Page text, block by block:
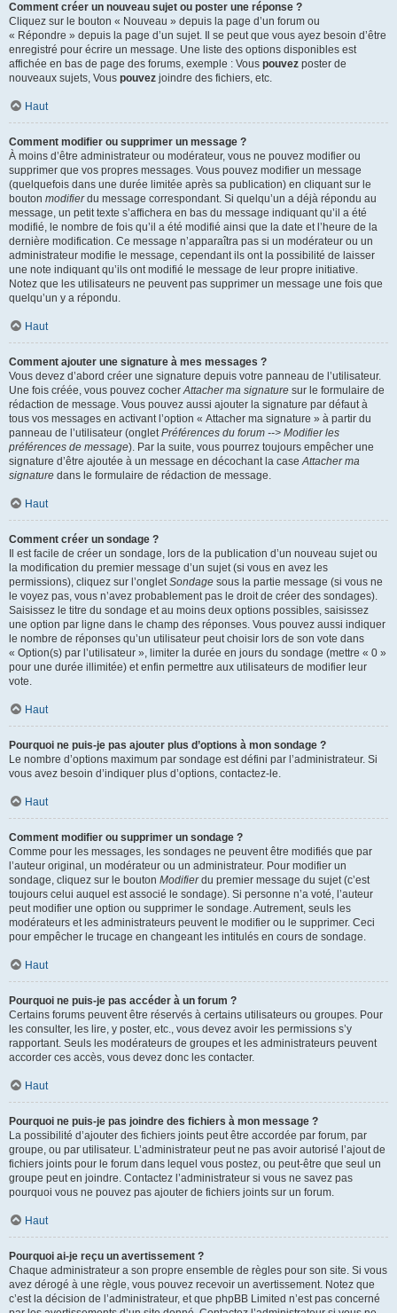
Comment créer un nouveau sujet ou poster une réponse ?
Cliquez sur le bouton « Nouveau » depuis la page d’un forum ou
« Répondre » depuis la page d’un sujet. Il se peut que vous ayez besoin d’être
enregistré pour écrire un message. Une liste des options disponibles est
affichée en bas de page des forums, exemple : Vous pouvez poster de
nouveaux sujets, Vous pouvez joindre des fichiers, etc.
Haut
Comment modifier ou supprimer un message ?
À moins d’être administrateur ou modérateur, vous ne pouvez modifier ou
supprimer que vos propres messages. Vous pouvez modifier un message
(quelquefois dans une durée limitée après sa publication) en cliquant sur le
bouton modifierdu message correspondant. Si quelqu’un a déjà répondu au
message, un petit texte s’affichera en bas du message indiquant qu’il a été
modifié, le nombre de fois qu’il a été modifié ainsi que la date et l’heure de la
dernière modification. Ce message n’apparaîtra pas si un modérateur ou un
administrateur modifie le message, cependant ils ont la possibilité de laisser
une note indiquant qu’ils ont modifié le message de leur propre initiative.
Notez que les utilisateurs ne peuvent pas supprimer un message une fois que
quelqu’un y a répondu.
Haut
Comment ajouter une signature à mes messages ?
Vous devez d’abord créer une signature depuis votre panneau de l’utilisateur.
Une fois créée, vous pouvez cocherAttacher ma signature sur le formulaire de
rédaction de message. Vous pouvez aussi ajouter la signature par défaut à
tous vos messages en activant l’option « Attacher ma signature » à partir du
panneau de l’utilisateur (ongletPréférences du forum --> Modifier les
préférences de message). Par la suite, vous pourrez toujours empêcher une
signature d’être ajoutée à un message en décochant la caseAttacher ma
signature dans le formulaire de rédaction de message.
Haut
Comment créer un sondage ?
Il est facile de créer un sondage, lors de la publication d’un nouveau sujet ou
la modification du premier message d’un sujet (si vous en avez les
permissions), cliquez sur l’ongletSondage sous la partie message (si vous ne
le voyez pas, vous n’avez probablement pas le droit de créer des sondages).
Saisissez le titre du sondage et au moins deux options possibles, saisissez
une option par ligne dans le champ des réponses. Vous pouvez aussi indiquer
le nombre de réponses qu’un utilisateur peut choisir lors de son vote dans
« Option(s) par l’utilisateur », limiter la durée en jours du sondage (mettre « 0 »
pour une durée illimitée) et enfin permettre aux utilisateurs de modifier leur
vote.
Haut
Pourquoi ne puis-je pas ajouter plus d’options à mon sondage ?
Le nombre d’options maximum par sondage est défini par l’administrateur. Si
vous avez besoin d’indiquer plus d’options, contactez-le.
Haut
Comment modifier ou supprimer un sondage ?
Comme pour les messages, les sondages ne peuvent être modifiés que par
l’auteur original, un modérateur ou un administrateur. Pour modifier un
sondage, cliquez sur le bouton Modifierdu premier message du sujet (c’est
toujours celui auquel est associé le sondage). Si personne n’a voté, l’auteur
peut modifier une option ou supprimer le sondage. Autrement, seuls les
modérateurs et les administrateurs peuvent le modifier ou le supprimer. Ceci
pour empêcher le trucage en changeant les intitulés en cours de sondage.
Haut
Pourquoi ne puis-je pas accéder à un forum ?
Certains forums peuvent être réservés à certains utilisateurs ou groupes. Pour
les consulter, les lire, y poster, etc., vous devez avoir les permissions s’y
rapportant. Seuls les modérateurs de groupes et les administrateurs peuvent
accorder ces accès, vous devez donc les contacter.
Haut
Pourquoi ne puis-je pas joindre des fichiers à mon message ?
La possibilité d’ajouter des fichiers joints peut être accordée par forum, par
groupe, ou par utilisateur. L’administrateur peut ne pas avoir autorisé l’ajout de
fichiers joints pour le forum dans lequel vous postez, ou peut-être que seul un
groupe peut en joindre. Contactez l’administrateur si vous ne savez pas
pourquoi vous ne pouvez pas ajouter de fichiers joints sur un forum.
Haut
Pourquoi ai-je reçu un avertissement ?
Chaque administrateur a son propre ensemble de règles pour son site. Si vous
avez dérogé à une règle, vous pouvez recevoir un avertissement. Notez que
c’est la décision de l’administrateur, et que phpBB Limited n’est pas concerné